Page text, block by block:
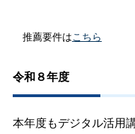
推薦要件はこちら
令和８年度
本年度もデジタル活用